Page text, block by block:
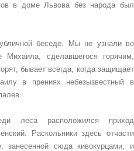
в доме Львова без народа был
беседе. Мы не узнали во
Михаила, сделавшегося горячим,
бывает всегда, когда защищает
в прениях небезызвестный в
леса расположился приход
Раскольники здесь отчасти
занесенной сюда кивокурцами, и